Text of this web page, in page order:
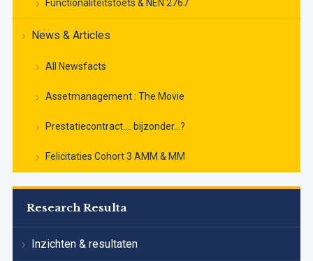
Functionaliteitstoets & NEN 2767
News & Articles
All Newsfacts
Assetmanagement : The Movie
Prestatiecontract…. bijzonder…?
Felicitaties Cohort 3 AMM & MM
Research Resulta
Inzichten & resultaten